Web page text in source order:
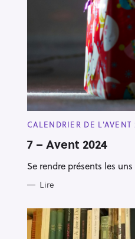
C
T
E
O
CALENDRIER DE L'AVENT
7 – Avent 2024
Se rendre présents les
Lire